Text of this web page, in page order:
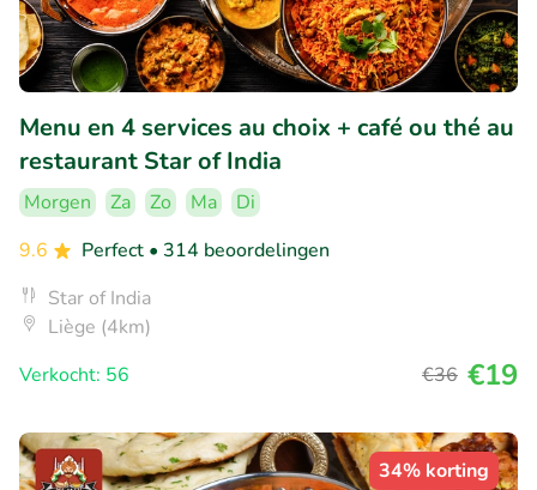
Menu en 4 services au choix + café ou thé au
restaurant Star of India
Morgen Za Zo Ma
Di
9.6
Perfect • 314 beoordelingen
Star of India
Liège (4km)
Verkocht: 56
€36 €19
34% korting